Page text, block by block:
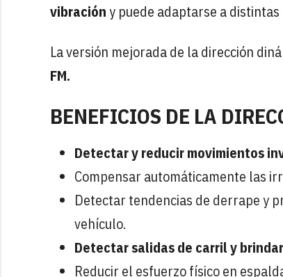
vibracióny puede adaptarse a
La versión mejorada de la dirección
FM.
BENEFICIOS DE LA
Detectar y reducir movimientos
Compensar automáticamente las
Detectar tendencias de derrape y
vehículo.
Detectar salidas de carril y
Reducir el esfuerzo físico en